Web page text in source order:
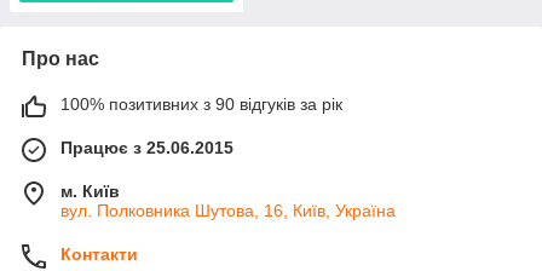
Про нас
100% позитивних з 90 відгуків за рік
Працює з 25.06.2015
м. Київ
вул. Полковника Шутова, 16, Київ, Україна
Контакти